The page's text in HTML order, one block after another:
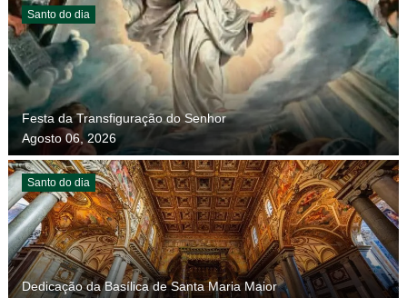
Santo do dia
Festa da Transfiguração do Senhor
Agosto 06, 2026
Santo do dia
Dedicação da Basílica de Santa Maria Maior